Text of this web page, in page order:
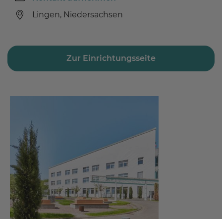
Lingen, Niedersachsen
Zur Einrichtungsseite